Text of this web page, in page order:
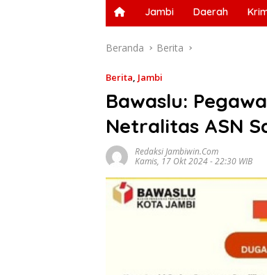
Jambi Daerah
Beranda Berita
Berita, Jambi
Bawaslu:
Netralitas ASN
Redaksi Jambiwin.com
Kamis, 17 Okt 2024 - 22:30 WIB